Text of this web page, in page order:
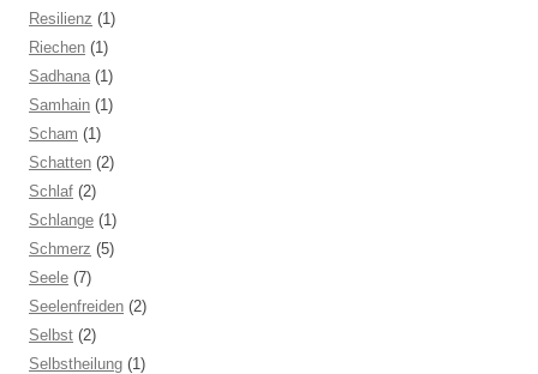
Resilienz (1)
Riechen (1)
Sadhana (1)
Samhain (1)
Scham (1)
Schatten (2)
Schlaf (2)
Schlange (1)
Schmerz (5)
Seele (7)
Seelenfreiden (2)
Selbst (2)
Selbstheilung (1)